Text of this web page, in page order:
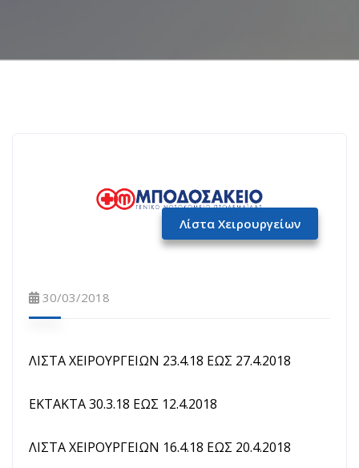
Λίστα Χειρουργείων
30/03/2018
ΛΙΣΤΑ ΧΕΙΡΟΥΡΓΕΙΩΝ 23.4.18 ΕΩΣ 27.4.2018
ΕΚΤΑΚΤΑ 30.3.18 ΕΩΣ 12.4.2018
ΛΙΣΤΑ ΧΕΙΡΟΥΡΓΕΙΩΝ 16.4.18 ΕΩΣ 20.4.2018